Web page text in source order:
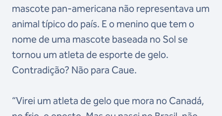
mascote pan-americana não representava um
animal típico do país. E o menino que tem o
nome de uma mascote baseada no Sol se
tornou um atleta de esporte de gelo.
Contradição? Não para Caue.
“Virei um atleta de gelo que mora no Canadá,